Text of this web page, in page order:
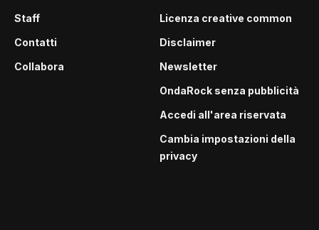
Staff
Contatti
Collabora
Licenza creative common
Disclaimer
Newsletter
OndaRock senza pubblicità
Accedi all'area riservata
Cambia impostazioni della
privacy